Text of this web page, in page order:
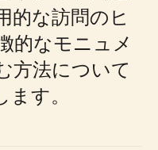
的な訪問のヒ
的なモニュメ
方法について
す。